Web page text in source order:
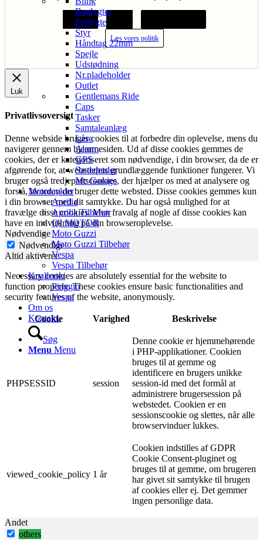
Baglygter
Forlygte
Styr
Håndtag 22mm
Spejle
Udstødning
Nr.pladeholder
Outlet
Gentlemans Ride
Caps
Tasker
Samtaleanlæg
Låse
Alarm
GPS
Sædepuder
Mc Garage
Motorcykler
Aprilia
Aprilia Tilbehør
QJ MOTOR
Moto Guzzi
Moto Guzzi Tilbehør
Vespa
Vespa Tilbehør
Knallerter
Piaggio
Vespa
Om os
Kontakt.
Søg
Menu Menu
Acceptér
Læs vores politik
Luk
Privatlivsoversigt
Denne webside bruger cookies til at forbedre din oplevelse, mens du
navigerer gennem hjemmesiden. Ud af disse cookies gemmes de
cookies, der er kategoriseret som nødvendige, i din browser, da de er
afgørende for, at webstedets grundlæggende funktioner fungerer. Vi
bruger også tredjepartscookies, der hjælper os med at analysere og
forstå, hvordan du bruger dette websted. Disse cookies gemmes kun
i din browser med dit samtykke. Du har også mulighed for at
fravælge disse cookies. Men fravalg af nogle af disse cookies kan
have en indvirkning på din browseroplevelse.
Nødvendige
Nødvendige
Altid aktiveret
Necessary cookies are absolutely essential for the website to
function properly. These cookies ensure basic functionalities and
security features of the website, anonymously.
Cookie Varighed Beskrivelse
PHPSESSID session
Denne cookie er hjemmehørende
i PHP-applikationer. Cookien
bruges til at gemme og
identificere en brugers unikke
session-id med det formål at
administrere brugersession på
webstedet. Cookien er en
sessionscookie og slettes, når alle
browservinduer lukkes.
viewed_cookie_policy 1 år
Cookien indstilles af GDPR
Cookie Consent-pluginet og
bruges til at gemme, om brugeren
har givet sit samtykke til brugen
af ​​cookies eller ej. Det gemmer
ingen personlige data.
Andet
others